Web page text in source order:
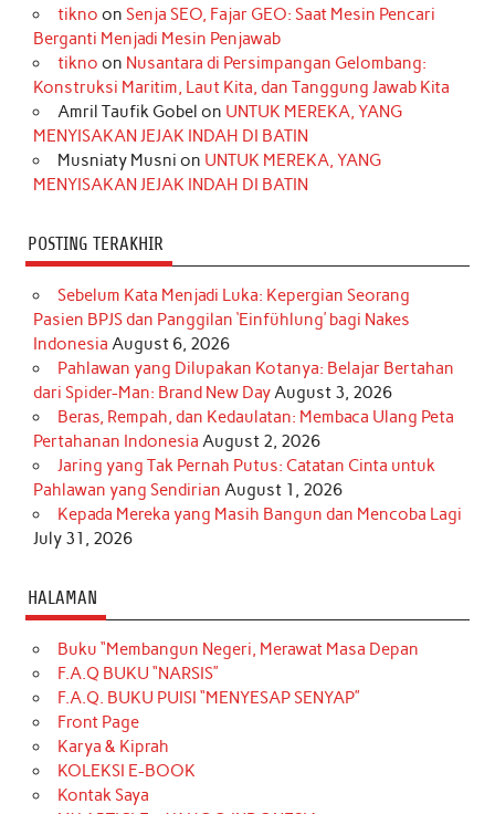
o
k
r
a
m
k
r
e
s
t
d
I
n
r
e
tikno on Senja SEO, Fajar GEO: Saat Mesin Pencari
Berganti Menjadi Mesin Penjawab
tikno on Nusantara di Persimpangan Gelombang:
Konstruksi Maritim, Laut Kita, dan Tanggung Jawab Kita
Amril Taufik Gobel on UNTUK MEREKA, YANG
MENYISAKAN JEJAK INDAH DI BATIN
Musniaty Musni on UNTUK MEREKA, YANG
MENYISAKAN JEJAK INDAH DI BATIN
POSTING TERAKHIR
Sebelum Kata Menjadi Luka: Kepergian Seorang
Pasien BPJS dan Panggilan ‘Einfühlung’ bagi Nakes
Indonesia August 6, 2026
Pahlawan yang Dilupakan Kotanya: Belajar Bertahan
dari Spider-Man: Brand New DayAugust 3, 2026
Beras, Rempah, dan Kedaulatan: Membaca Ulang Peta
Pertahanan Indonesia August 2, 2026
Jaring yang Tak Pernah Putus: Catatan Cinta untuk
Pahlawan yang Sendirian August 1, 2026
Kepada Mereka yang Masih Bangun dan Mencoba Lagi
July 31, 2026
HALAMAN
Buku “Membangun Negeri, Merawat Masa Depan
F.A.Q BUKU “NARSIS”
F.A.Q. BUKU PUISI “MENYESAP SENYAP”
Front Page
Karya & Kiprah
KOLEKSI E-BOOK
Kontak Saya